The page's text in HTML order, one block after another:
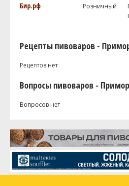
Бир.рф Розничный
Рецепты пивоваров -
Рецептов нет
Вопросы пивоваров -
Вопросов нет